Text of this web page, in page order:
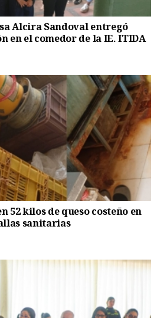
Alcira Sandoval entregó
en el comedor de la IE. ITIDA
52 kilos de queso costeño en
sanitarias